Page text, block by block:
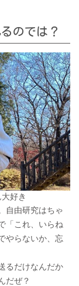
のでは？
好き
自由研究はちゃ
「これ、いらね
やらないか、忘
るだけなんだか
だぜ？